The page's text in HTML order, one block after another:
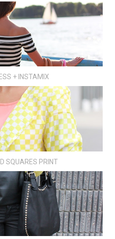
+ INSTAMIX
SQUARES PRINT